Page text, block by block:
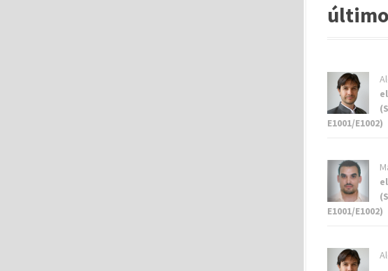
E1001/E1002)
E1001/E1002)